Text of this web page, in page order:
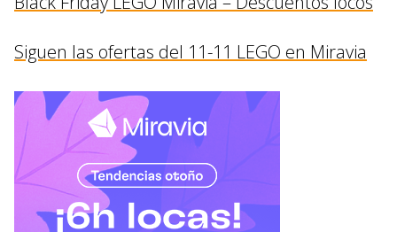
Siguen las ofertas del 11-11 LEGO en Miravia